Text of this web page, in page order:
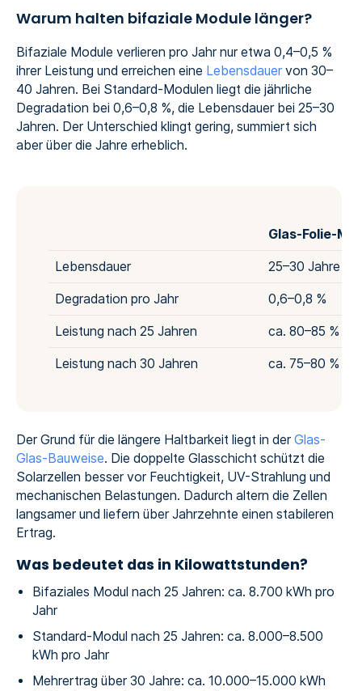
Warum halten bifaziale Module länger?
Bifaziale Module verlieren pro Jahr nur etwa 0,4–0,5 %
ihrer Leistung und erreichen eine Lebensdauervon 30–
40 Jahren. Bei Standard-Modulen liegt die jährliche
Degradation bei 0,6–0,8 %, die Lebensdauer bei 25–30
Jahren. Der Unterschied klingt gering, summiert sich
aber über die Jahre erheblich.
Lebensdauer 25–30 Jahre
Degradation pro Jahr 0,6–0,8 %
Leistung nach 25 Jahren ca. 80–85 %
Leistung nach 30 Jahren ca. 75–80 %
Der Grund für die längere Haltbarkeit liegt in der Glas-
Glas-Bauweise. Die doppelte Glasschicht schützt die
Solarzellen besser vor Feuchtigkeit, UV-Strahlung und
mechanischen Belastungen. Dadurch altern die Zellen
langsamer und liefern über Jahrzehnte einen stabileren
Ertrag.
Was bedeutet das in Kilowattstunden?
Bifaziales Modul nach 25 Jahren: ca. 8.700 kWh pro
Jahr
Standard-Modul nach 25 Jahren: ca. 8.000–8.500
kWh pro Jahr
Mehrertrag über 30 Jahre: ca. 10.000–15.000 kWh